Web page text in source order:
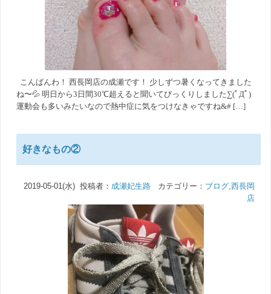
こんばんわ！ 西長岡店の成瀬です！ 少しずつ暑くなってきました
ね〜💦 明日から3日間30℃超えると聞いてびっくりしました∑(ﾟДﾟ)
運動会も多いみたいなので熱中症に気をつけなきゃですね&# […]
好きなもの②
2019-05-01(水) 投稿者： 成瀬妃生路カテゴリー： ブログ,西長岡
店